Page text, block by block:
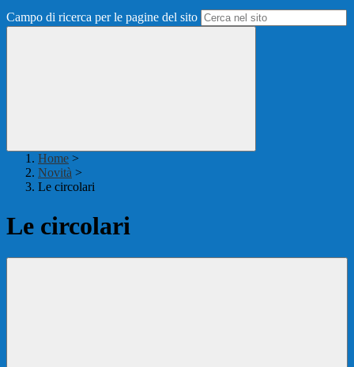
Campo di ricerca per le pagine del sito
Home >
Novità >
Le circolari
Le circolari